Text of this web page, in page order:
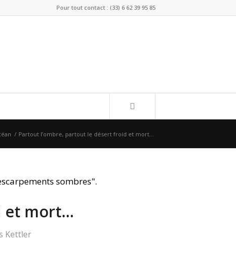
Pour tout contact : (33) 6 62 39 95 85
/ Partout l’ombre, partout le désert froid et mort…
et mort…
Kettler